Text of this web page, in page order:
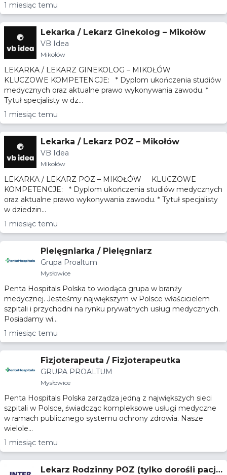
1 miesiąc temu
Lekarka / Lekarz Ginekolog – Mikołów
VB Idea
Mikołów
LEKARKA / LEKARZ GINEKOLOG – MIKOŁÓW
KLUCZOWE KOMPETENCJE: * Dyplom ukończenia studiów
medycznych oraz aktualne prawo wykonywania zawodu. *
Tytuł specjalisty w dz...
1 miesiąc temu
Lekarka / Lekarz POZ – Mikołów
VB Idea
Mikołów
LEKARKA / LEKARZ POZ – MIKOŁÓW KLUCZOWE
KOMPETENCJE: * Dyplom ukończenia studiów medycznych
oraz aktualne prawo wykonywania zawodu. * Tytuł specjalisty
w dziedzin...
1 miesiąc temu
Pielęgniarka / Pielęgniarz
Grupa Proaltum
Mysłowice
Penta Hospitals Polska to wiodąca grupa w branży
medycznej. Jesteśmy największym w Polsce właścicielem
szpitali i przychodni na rynku prywatnych usług medycznych.
Posiadamy wi...
1 miesiąc temu
Fizjoterapeuta / Fizjoterapeutka
GRUPA PROALTUM
Mysłowice
Penta Hospitals Polska zarządza jedną z największych sieci
szpitali w Polsce, świadcząc kompleksowe usługi medyczne
w ramach publicznego systemu ochrony zdrowia. Nasze
wielole...
1 miesiąc temu
Lekarz Rodzinny POZ (tylko dorośli pacje